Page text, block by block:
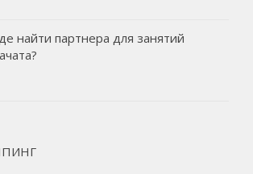
найти партнера для занятий